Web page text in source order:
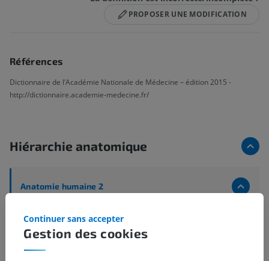
PROPOSER UNE MODIFICATION
Références
Dictionnaire de l’Académie Nationale de Médecine – édition 2015 -
http://dictionnaire.academie-medecine.fr/
Hiérarchie anatomique
Anatomie humaine 2
Régions du membre supérieur
Structures sous-jacentes :
Gestion des cookies
Continuer sans accepter